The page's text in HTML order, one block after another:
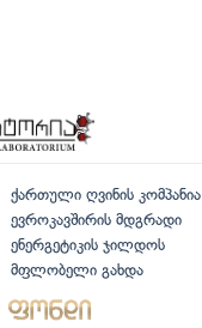
ქართული ღვინის კომპანია
ევროკავშირის მდგრადი
ენერგეტიკის ჯილდოს
მფლობელი გახდა